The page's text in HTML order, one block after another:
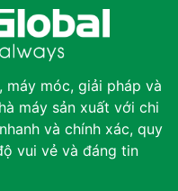
móc, giải pháp và
máy sản xuất với chi
và chính xác, quy
vui vẻ và đáng tin